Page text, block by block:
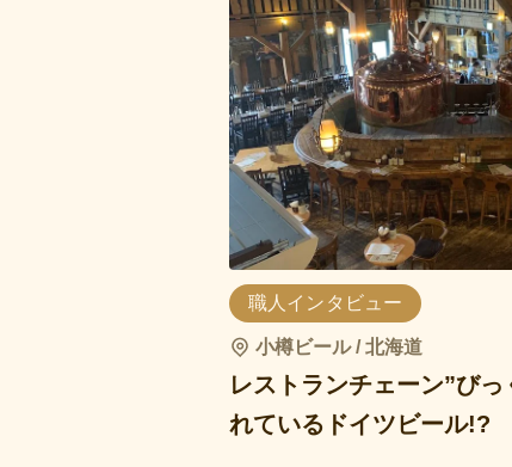
職人インタビュー
小樽ビール / 北海道
レストランチェーン”び
れているドイツビール!?